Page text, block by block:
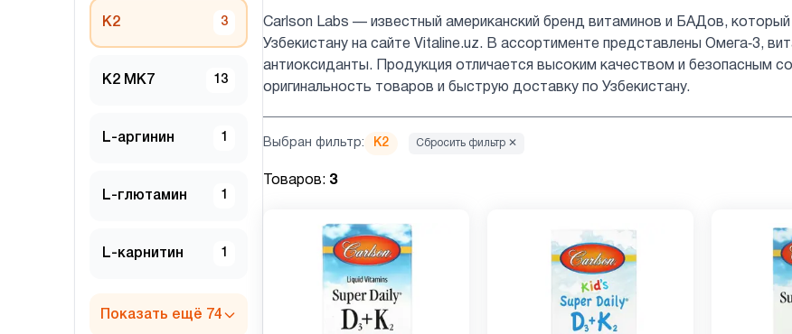
K2 3
K2 MK7 13
L-аргинин 1
L-глютамин 1
L-карнитин 1
Показать ещё 74
Carlson Labs — известный американский бренд витаминов и БАДов,
Узбекистану на сайте Vitaline.uz. В ассортименте представлены Омега‑3,
антиоксиданты. Продукция отличается высоким качеством и безопасным
оригинальность товаров и быструю доставку по Узбекистану.
Выбран фильтр: K2 Сбросить фильтр ✕
Товаров: 3